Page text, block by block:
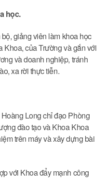
học.
giảng viên làm khoa học
Khoa, của Trường và gắn với
và doanh nghiệp, tránh
xa rời thực tiễn.
Long chỉ đạo Phòng
đào tạo và Khoa Khoa
trên máy và xây dựng bài
với Khoa đẩy mạnh công